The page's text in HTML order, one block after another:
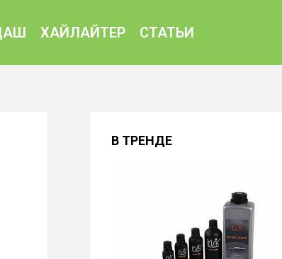
ХАЙЛАЙТЕР СТАТЬИ
В ТРЕНДЕ